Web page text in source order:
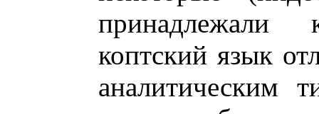
коптский язык
аналитическим